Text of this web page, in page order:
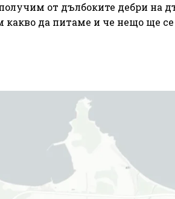
от дълбоките дебри на
какво да питаме и че нещо ще